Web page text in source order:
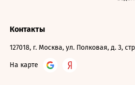
Контакты
127018, г. Москва, ул. Полковая, д. 3,
На карте